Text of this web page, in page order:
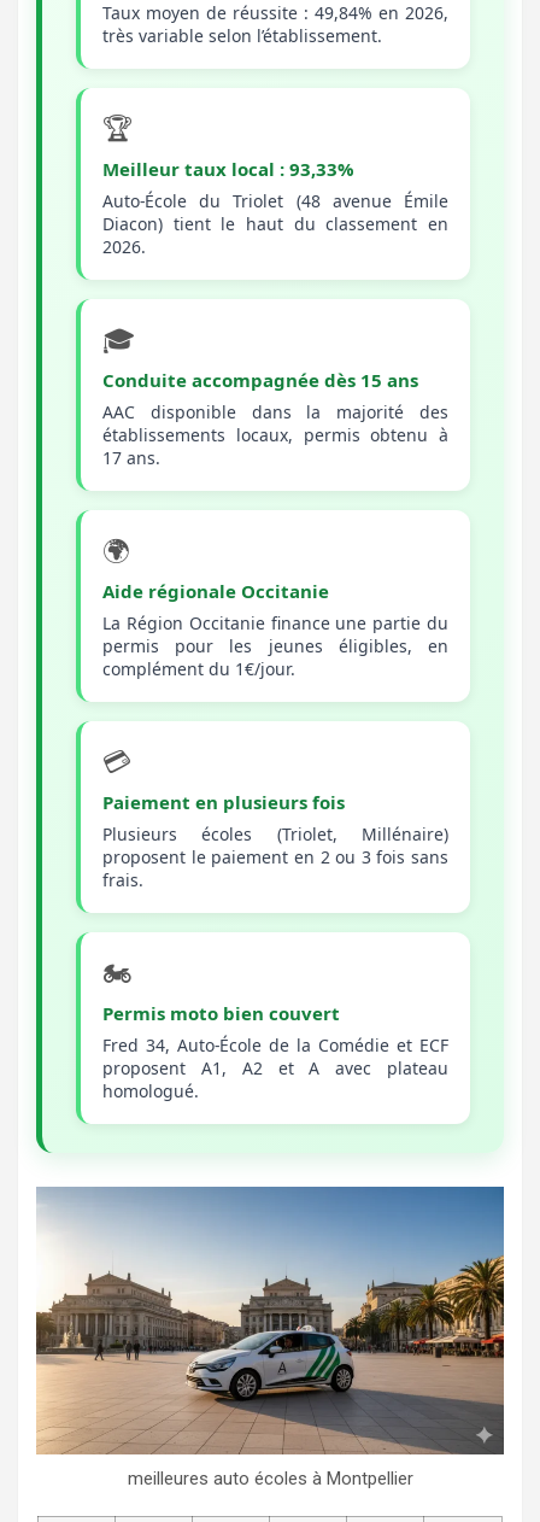
Taux moyen de réussite : 49,84% en 2026,
très variable selon l’établissement.
🏆
Meilleur taux local : 93,33%
Auto-École du Triolet (48 avenue Émile
Diacon) tient le haut du classement en
2026.
🎓
Conduite accompagnée dès 15 ans
AAC disponible dans la majorité des
établissements locaux, permis obtenu à
17 ans.
🌍
Aide régionale Occitanie
La Région Occitanie finance une partie du
permis pour les jeunes éligibles, en
complément du 1€/jour.
💳
Paiement en plusieurs fois
Plusieurs écoles (Triolet, Millénaire)
proposent le paiement en 2 ou 3 fois sans
frais.
🏍️
Permis moto bien couvert
Fred 34, Auto-École de la Comédie et ECF
proposent A1, A2 et A avec plateau
homologué.
meilleures auto écoles à Montpellier